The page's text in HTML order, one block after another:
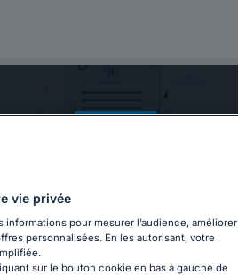
Affichage
vie privée
pour mesurer l’audience, améliorer
personnalisées. En les autorisant, votre
sur le bouton cookie en bas à gauche de